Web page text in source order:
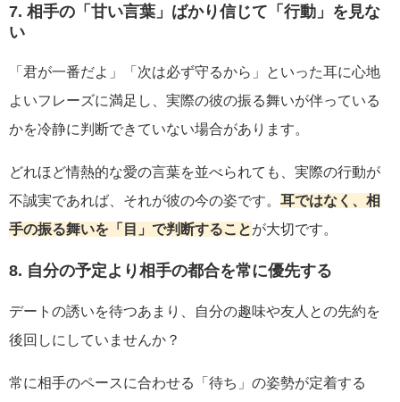
7. 相手の「甘い言葉」ばかり信じて「行動」を見な
い
「君が一番だよ」「次は必ず守るから」といった耳に心地
よいフレーズに満足し、実際の彼の振る舞いが伴っている
かを冷静に判断できていない場合があります。
どれほど情熱的な愛の言葉を並べられても、実際の行動が
不誠実であれば、それが彼の今の姿です。 耳ではなく、相
手の振る舞いを「目」で判断することが大切です。
8. 自分の予定より相手の都合を常に優先する
デートの誘いを待つあまり、自分の趣味や友人との先約を
後回しにしていませんか？
常に相手のペースに合わせる「待ち」の姿勢が定着する